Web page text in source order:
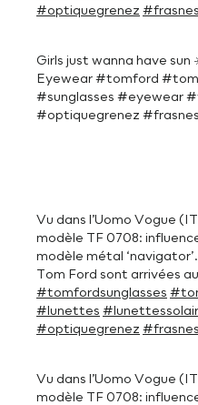
#optiquegrenez
Girls just wanna have sun
Eyewear #tomford
#sunglasses #eyewear
#optiquegrenez
Vu dans l’Uomo Vogue
modèle TF 0708:
modèle métal
Tom Ford sont arrivées
#tomfordsunglasses
#lunettes
#optiquegrenez
Vu dans l’Uomo Vogue
modèle TF 0708: